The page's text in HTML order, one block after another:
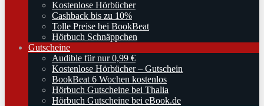
Kostenlose Hörbücher
Cashback bis zu 10%
Tolle Preise bei BookBeat
Hörbuch Schnäppchen
Gutscheine
Audible für nur 0,99 €
Kostenlose Hörbücher – Gutschein
BookBeat 6 Wochen kostenlos
Hörbuch Gutscheine bei Thalia
Hörbuch Gutscheine bei eBook.de